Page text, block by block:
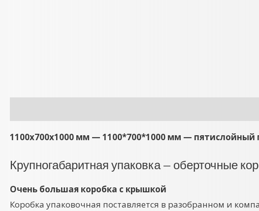
1100x700x1000 мм — 1100*700*1000 мм — пятислойный
Крупногабаритная упаковка — оберточные
Очень большая коробка с крышкой
Коробка упаковочная поставляется в разобранном и